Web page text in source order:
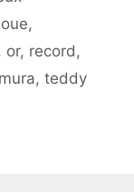
,
, or, record ,
, teddy